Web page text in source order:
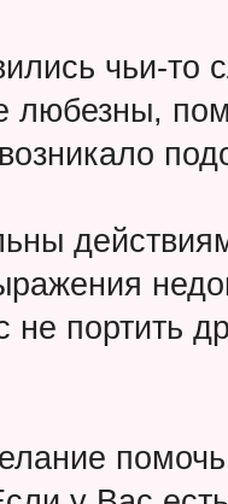
чьи-то
любезны,
портить